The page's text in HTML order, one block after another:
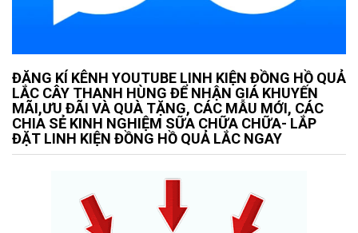
ĐĂNG KÍ KÊNH YOUTUBE LINH KIỆN ĐỒNG HỒ QUẢ
LẮC CÂY THANH HÙNG ĐỂ NHẬN GIÁ KHUYẾN
MÃI,ƯU ĐÃI VÀ QUÀ TẶNG, CÁC MẪU MỚI, CÁC
CHIA SẺ KINH NGHIỆM SỮA CHỮA CHỮA- LẮP
ĐẶT LINH KIỆN ĐỒNG HỒ QUẢ LẮC NGAY